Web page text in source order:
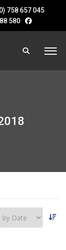
758 657 045
580